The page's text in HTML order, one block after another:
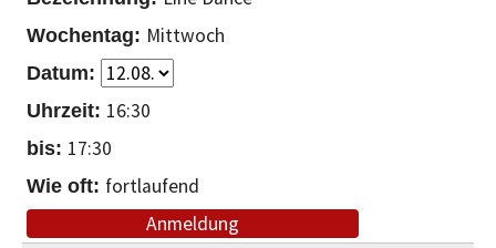
Mittwoch
16:30
17:30
fortlaufend
Anmeldung